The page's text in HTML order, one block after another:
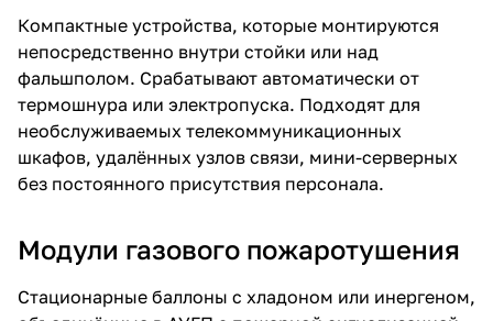
Компактные устройства, которые монтируются
непосредственно внутри стойки или над
фальшполом. Срабатывают автоматически от
термошнура или электропуска. Подходят для
необслуживаемых телекоммуникационных
шкафов, удалённых узлов связи, мини-серверных
без постоянного присутствия персонала.
Модули газового пожаротушения
Стационарные баллоны с хладоном или инергеном,